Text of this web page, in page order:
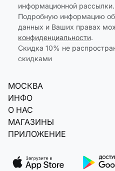
информационной рассылки.
Подробную информацию
данных и Ваших правах
конфиденциальности.
Скидка 10% не
скидками
МОСКВА
ИНФО
О НАС
МАГАЗИНЫ
ПРИЛОЖЕНИЕ